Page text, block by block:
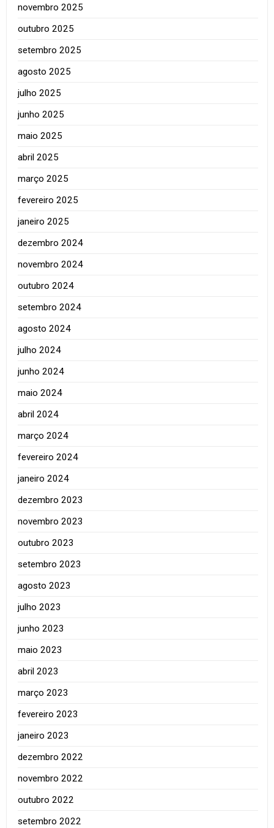
novembro 2025
outubro 2025
setembro 2025
agosto 2025
julho 2025
junho 2025
maio 2025
abril 2025
março 2025
fevereiro 2025
janeiro 2025
dezembro 2024
novembro 2024
outubro 2024
setembro 2024
agosto 2024
julho 2024
junho 2024
maio 2024
abril 2024
março 2024
fevereiro 2024
janeiro 2024
dezembro 2023
novembro 2023
outubro 2023
setembro 2023
agosto 2023
julho 2023
junho 2023
maio 2023
abril 2023
março 2023
fevereiro 2023
janeiro 2023
dezembro 2022
novembro 2022
outubro 2022
setembro 2022